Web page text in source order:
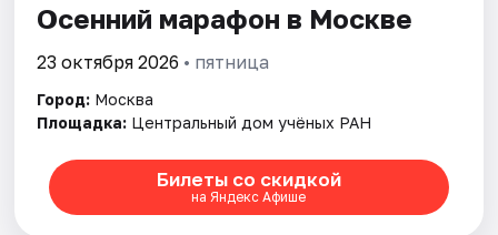
Площадки
Артисты
Рейтинги
Осенний марафон в Москве
23 октября 2026 • пятница
Город: Москва
Площадка: Центральный дом учёных РАН
Билеты со скидкой
на Яндекс Афише